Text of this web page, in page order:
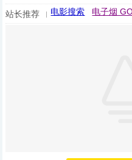
站长推荐
电影搜索 电子烟